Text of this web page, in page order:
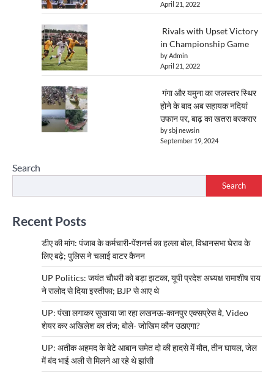
April 21, 2022
Rivals with Upset Victory
in Championship Game
by Admin
April 21, 2022
गंगा और यमुना का जलस्तर स्थिर
होने के बाद अब सहायक नदियां
उफान पर, बाढ़ का खतरा बरकरार
by sbj newsin
September 19, 2024
Search
Search
Recent Posts
डीए की मांग: पंजाब के कर्मचारी-पेंशनर्स का हल्ला बोल, विधानसभा घेराव के
लिए बढ़े; पुलिस ने चलाई वाटर कैनन
UP Politics: जयंत चौधरी को बड़ा झटका, यूपी प्रदेश अध्यक्ष रामाशीष राय
ने रालोद से दिया इस्तीफा; BJP से आए थे
UP: पंखा लगाकर सुखाया जा रहा लखनऊ-कानपुर एक्सप्रेस वे, Video
शेयर कर अखिलेश का तंज; बोले- जोखिम कौन उठाएगा?
UP: अतीक अहमद के बेटे आबान समेत दो की हादसे में मौत, तीन घायल, जेल
में बंद भाई अली से मिलने आ रहे थे झांसी